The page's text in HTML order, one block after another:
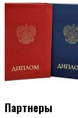
Партнеры